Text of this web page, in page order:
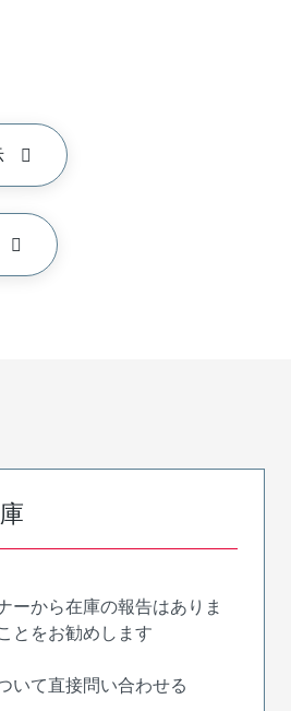
ーから在庫の報告はありま
とをお勧めします
いて直接問い合わせる